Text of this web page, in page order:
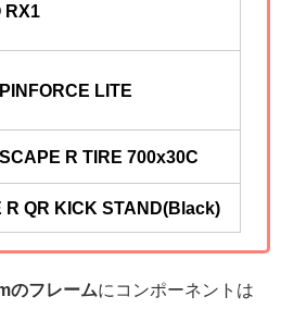
LITE
R TIRE 700x30C
R QR KICK STAND(Black)
のフレームにコンポーネントは